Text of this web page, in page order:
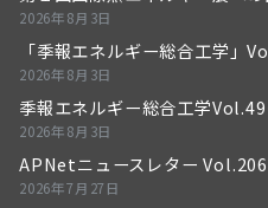
2026年8月3日
「季報エネルギー総合工学
2026年8月3日
季報エネルギー総合工学
2026年8月3日
APNetニュースレター
2026年7月27日